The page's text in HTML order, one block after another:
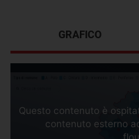
GRAFICO
Questo contenuto è
contenuto esterno